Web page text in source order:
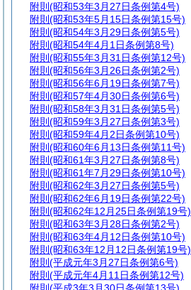
附則 (昭和53年3月27日条例第4号)
附則 (昭和53年5月15日条例第15号)
附則 (昭和54年3月29日条例第5号)
附則 (昭和54年4月1日条例第8号)
附則 (昭和55年3月31日条例第12号)
附則 (昭和56年3月26日条例第2号)
附則 (昭和56年6月19日条例第7号)
附則 (昭和57年4月30日条例第6号)
附則 (昭和58年3月31日条例第5号)
附則 (昭和59年3月27日条例第3号)
附則 (昭和59年4月2日条例第10号)
附則 (昭和60年6月13日条例第11号)
附則 (昭和61年3月27日条例第8号)
附則 (昭和61年7月29日条例第10号)
附則 (昭和62年3月27日条例第5号)
附則 (昭和62年6月19日条例第22号)
附則 (昭和62年12月25日条例第19号)
附則 (昭和63年3月28日条例第2号)
附則 (昭和63年4月12日条例第10号)
附則 (昭和63年12月12日条例第19号)
附則 (平成元年3月27日条例第6号)
附則 (平成元年4月11日条例第12号)